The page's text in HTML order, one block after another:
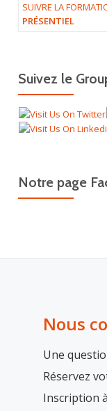
SUIVRE LA
PRÉSENTIEL
Suivez le
Notre page
Nous
Une
Réservez
Inscription